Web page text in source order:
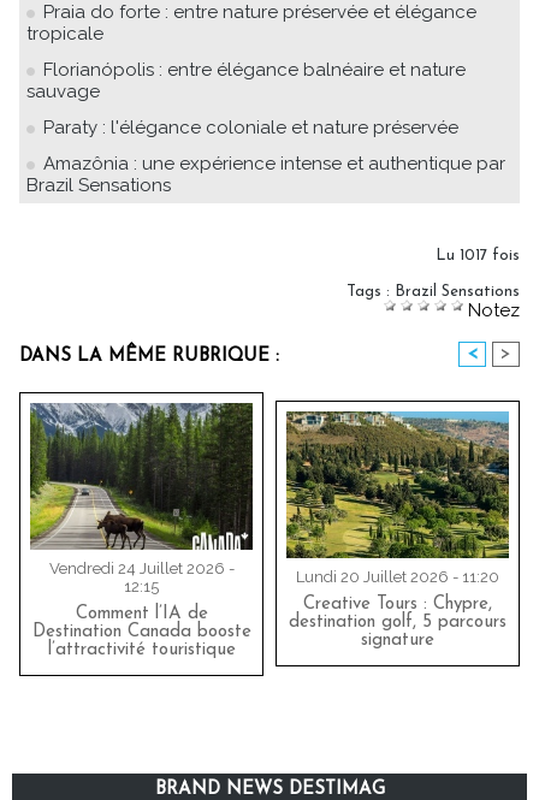
Praia do forte : entre nature préservée et élégance
tropicale
Florianópolis : entre élégance balnéaire et nature
sauvage
Paraty : l'élégance coloniale et nature préservée
Amazônia : une expérience intense et authentique par
Brazil Sensations
Lu 1017 fois
Tags : Brazil Sensations
Notez
DANS LA MÊME RUBRIQUE : < >
Vendredi 24 Juillet 2026 -
12:15
Comment l’IA de
Destination Canada booste
l’attractivité touristique
Lundi 20 Juillet 2026 - 11:20
Creative Tours : Chypre,
destination golf, 5 parcours
signature
BRAND NEWS DESTIMAG